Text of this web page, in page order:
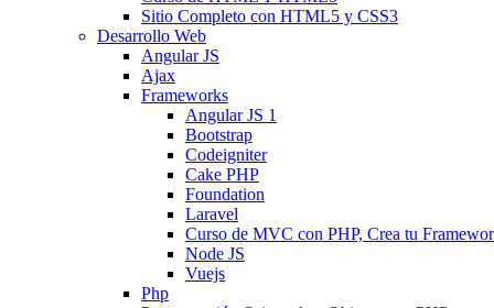
Sitio Completo con HTML5 y CSS3
Desarrollo Web
Angular JS
Ajax
Frameworks
Angular JS 1
Bootstrap
Codeigniter
Cake PHP
Foundation
Laravel
Curso de MVC con PHP, Crea tu
Node JS
Vuejs
Php